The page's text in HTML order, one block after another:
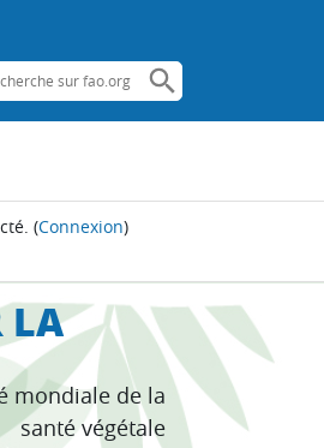
(Connexion)
LA
mondiale de la
santé végétale